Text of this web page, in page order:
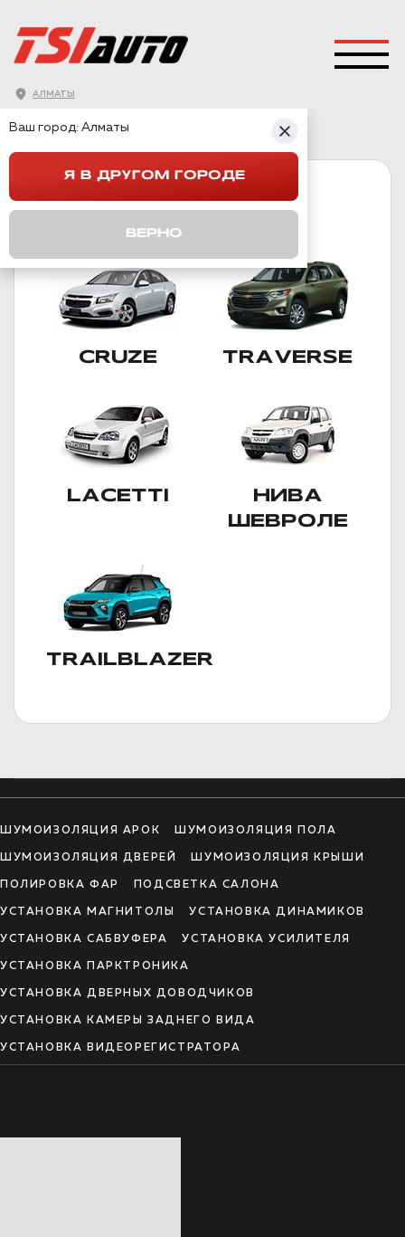
АЛМАТЫ
ПОДКАТЕГОРИИ
CRUZE TRAVERSE
LACETTI
НИВА
ШЕВРОЛЕ
TRAILBLAZER
ШУМОИЗОЛЯЦИЯ АРОК ШУМОИЗОЛЯЦИЯ ПОЛА
ШУМОИЗОЛЯЦИЯ ДВЕРЕЙ ШУМОИЗОЛЯЦИЯ КРЫШИ
ПОЛИРОВКА ФАР ПОДСВЕТКА САЛОНА
УСТАНОВКА МАГНИТОЛЫ УСТАНОВКА ДИНАМИКОВ
УСТАНОВКА САБВУФЕРА УСТАНОВКА УСИЛИТЕЛЯ
УСТАНОВКА ПАРКТРОНИКА
УСТАНОВКА ДВЕРНЫХ ДОВОДЧИКОВ
УСТАНОВКА КАМЕРЫ ЗАДНЕГО ВИДА
УСТАНОВКА ВИДЕОРЕГИСТРАТОРА
Ваш город: Алматы
Я В ДРУГОМ ГОРОДЕ
ВЕРНО